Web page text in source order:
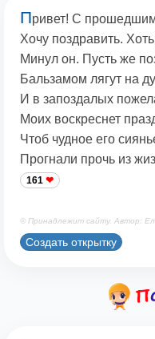
Привет! С
Хочу поздравить.
Минул он. Пусть же
Бальзамом лягут на
И в запоздалых
Моих воскреснет
Чтоб чудное его
Прогнали прочь из
161
© Принадлежит сайту. Автор:
Создать открытку